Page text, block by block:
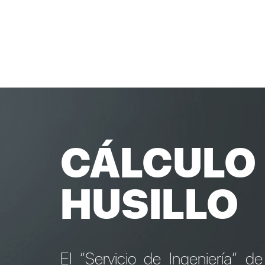
HUSILLO
El “Servicio de Ingeniería”